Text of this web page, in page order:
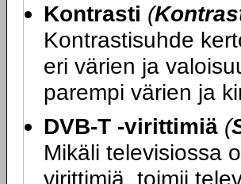
Kontrasti (
Kontrastisuhde
eri värien ja
parempi värien ja
DVB-T -virittimiä (
Mikäli televisiossa
virittimiä, toimii